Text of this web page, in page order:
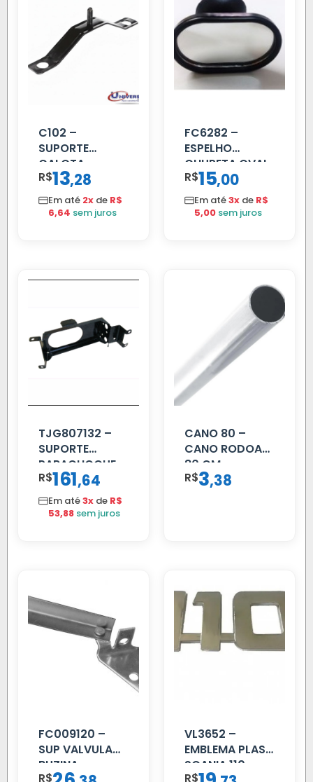
C102 –
SUPORTE
CALOTA
DIANTEIRA
RODA 10 FUROS
R$13,28
Em até 2x de R$
6,64 sem juros
FC6282 –
ESPELHO
CHUPETA OVAL
R$15,00
Em até3x de R$
5,00 sem juros
TJG807132 –
SUPORTE
PARACHOQUE
VW 12.170 LD
R$161,64
Em até3x de R$
53,88 sem juros
CANO 80 –
CANO RODOAR
80 CM
R$3,38
FC009120 –
SUP VALVULA
BUZINA
R$
VL3652 –
EMBLEMA PLAST
SCANIA 110
R$